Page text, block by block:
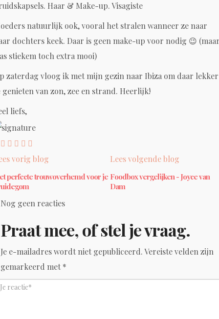
natuurlijk ook, vooral het stralen wanneer ze naar
dochters keek. Daar is geen make-up voor nodig 😉
stiekem toch extra mooi)
zaterdag vloog ik met mijn gezin naar Ibiza om daar lekker
genieten van zon, zee en strand. Heerlijk!
liefs,
vorig blog
perfecte trouwoverhemd voor je
Lees volgende blog
Foodbox vergelijken - Joyce van
Dam
Nog geen reacties
Praat mee, of stel je vraag.
Je e-mailadres wordt niet gepubliceerd.Vereiste velden zijn
gemarkeerd met *